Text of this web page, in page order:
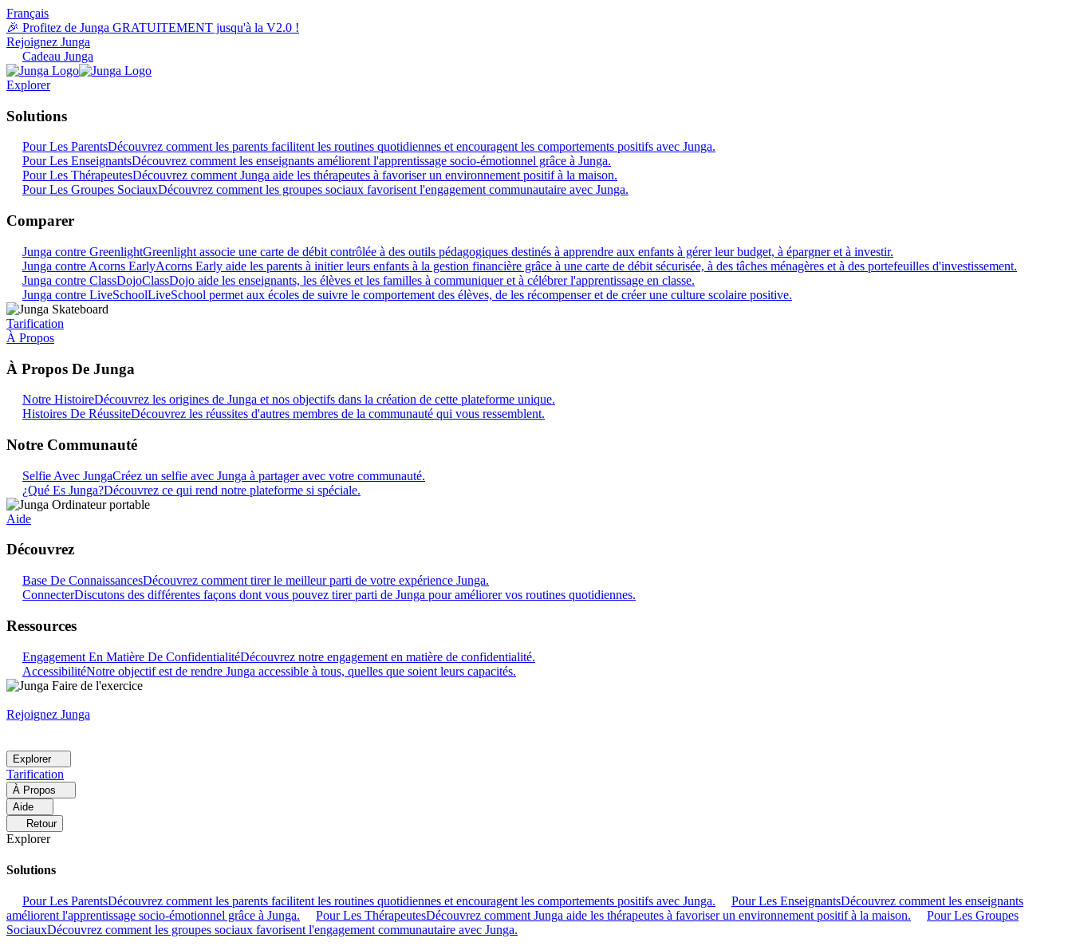
Français
🎉 Profitez de Junga GRATUITEMENT jusqu'à la V2.0 !
Rejoignez Junga
Cadeau Junga
Explorer
Solutions
Pour Les ParentsDécouvrez comment les parents facilitent les routines quotidiennes et encouragent les comportements positifs avec Junga.
Pour Les EnseignantsDécouvrez comment les enseignants améliorent l'apprentissage socio-émotionnel grâce à Junga.
Pour Les ThérapeutesDécouvrez comment Junga aide les thérapeutes à favoriser un environnement positif à la maison.
Pour Les Groupes SociauxDécouvrez comment les groupes sociaux favorisent l'engagement communautaire avec Junga.
Comparer
Junga contre GreenlightGreenlight associe une carte de débit contrôlée à des outils pédagogiques destinés à apprendre aux enfants à gérer leur budget, à épargner et à investir.
Junga contre Acorns EarlyAcorns Early aide les parents à initier leurs enfants à la gestion financière grâce à une carte de débit sécurisée, à des tâches ménagères et à des portefeuilles d'investissement.
Junga contre ClassDojoClassDojo aide les enseignants, les élèves et les familles à communiquer et à célébrer l'apprentissage en classe.
Junga contre LiveSchoolLiveSchool permet aux écoles de suivre le comportement des élèves, de les récompenser et de créer une culture scolaire positive.
Tarification
À Propos
À Propos De Junga
Notre HistoireDécouvrez les origines de Junga et nos objectifs dans la création de cette plateforme unique.
Histoires De RéussiteDécouvrez les réussites d'autres membres de la communauté qui vous ressemblent.
Notre Communauté
Selfie Avec JungaCréez un selfie avec Junga à partager avec votre communauté.
¿Qué Es Junga?Découvrez ce qui rend notre plateforme si spéciale.
Aide
Découvrez
Base De ConnaissancesDécouvrez comment tirer le meilleur parti de votre expérience Junga.
ConnecterDiscutons des différentes façons dont vous pouvez tirer parti de Junga pour améliorer vos routines quotidiennes.
Ressources
Engagement En Matière De ConfidentialitéDécouvrez notre engagement en matière de confidentialité.
AccessibilitéNotre objectif est de rendre Junga accessible à tous, quelles que soient leurs capacités.
Rejoignez Junga
Explorer
Tarification
À Propos
Aide
Retour
Explorer
Solutions
Pour Les ParentsDécouvrez comment les parents facilitent les routines quotidiennes et encouragent les comportements positifs avec Junga. Pour Les EnseignantsDécouvrez comment les enseignants
améliorent l'apprentissage socio-émotionnel grâce à Junga.
Pour Les ThérapeutesDécouvrez comment Junga aide les thérapeutes à favoriser un environnement positif à la maison.
Pour Les Groupes
SociauxDécouvrez comment les groupes sociaux favorisent l'engagement communautaire avec Junga.